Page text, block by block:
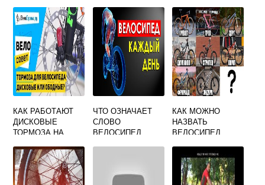
КАК РАБОТАЮТ
ДИСКОВЫЕ
ТОРМОЗА НА
ЧТО ОЗНАЧАЕТ
СЛОВО
ВЕЛОСИПЕД
КАК МОЖНО
НАЗВАТЬ
ВЕЛОСИПЕД